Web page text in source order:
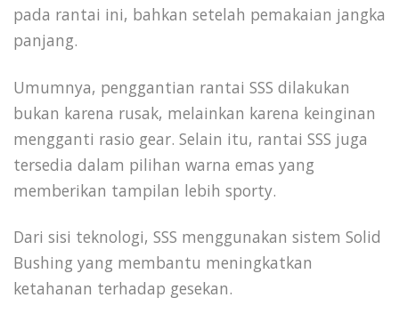
pada rantai ini, bahkan setelah pemakaian jangka
panjang.
Umumnya, penggantian rantai SSS dilakukan
bukan karena rusak, melainkan karena keinginan
mengganti rasio gear. Selain itu, rantai SSS juga
tersedia dalam pilihan warna emas yang
memberikan tampilan lebih sporty.
Dari sisi teknologi, SSS menggunakan sistem Solid
Bushing yang membantu meningkatkan
ketahanan terhadap gesekan.